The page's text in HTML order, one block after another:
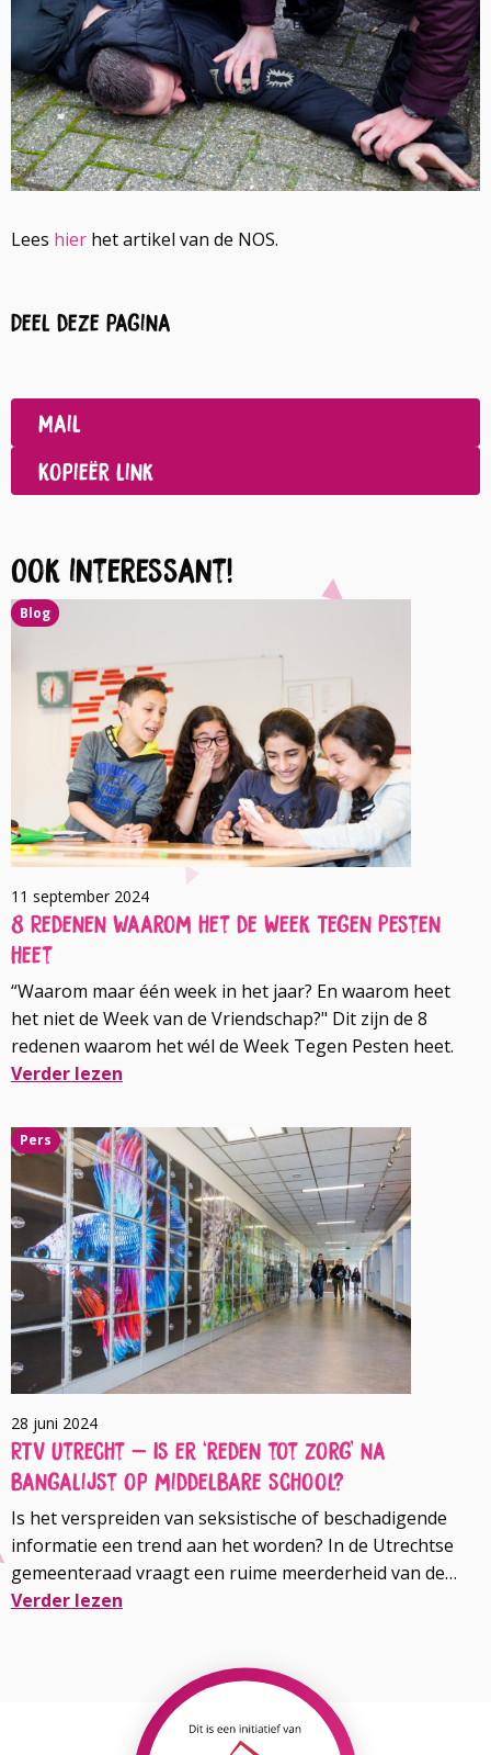
Lees hier het artikel van de NOS.
Deel deze pagina
Facebook
LinkedIn
Mail
Kopieër link
Ook interessant!
Blog
11 september 2024
8 Redenen waarom het de Week Tegen Pesten
heet
“Waarom maar één week in het jaar? En waarom heet
het niet de Week van de Vriendschap?" Dit zijn de 8
redenen waarom het wél de Week Tegen Pesten heet.
Verder lezen
meer
Pers
28 juni 2024
RTV Utrecht – Is er ‘reden tot zorg’ na
bangalijst op middelbare school?
Is het verspreiden van seksistische of beschadigende
informatie een trend aan het worden? In de Utrechtse
gemeenteraad vraagt een ruime meerderheid van de
partijen zich dat af na het nieuws over een bangalijst op
gevraagd hierop in grote lijnen een paar antwoorden te
geven. Je vindt het artikel hieronder.
Verder lezen